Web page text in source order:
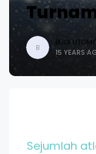
B
BUDI
15 YEARS
Sejumlah